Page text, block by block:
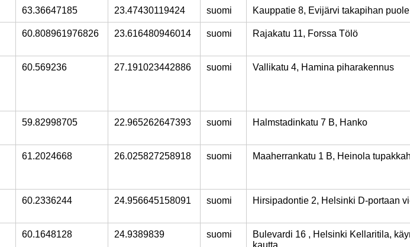
63.36647185 23.47430119424 suomi Kauppatie 8, Evijärvi takapihan
60.808961976826 23.616480946014 suomi Rajakatu 11, Forssa Tölö
60.569236 27.191023442886 suomi Vallikatu 4, Hamina piharakennus
59.82998705 22.965262647393 suomi Halmstadinkatu 7 B, Hanko
61.2024668 26.025827258918 suomi Maaherrankatu 1 B, Heinola
60.2336244 24.956645158091 suomi Hirsipadontie 2, Helsinki D-portaan
60.1648128 24.9389839 suomi
Bulevardi 16 , Helsinki Kellaritila,
kautta